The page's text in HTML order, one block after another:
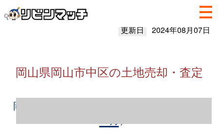
更新日 2024年08月07日
岡山県岡山市中区の土地売却・査定
岡山県岡山市中区の土地売却情報（2023年1